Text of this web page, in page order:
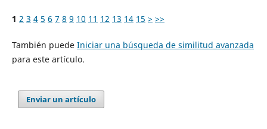
1 2 3 4 5 6 7 8 9 10 11 12 13 14 15 > >>
También puede Iniciar una búsqueda de similitud avanzada
para este artículo.
Enviar un artículo